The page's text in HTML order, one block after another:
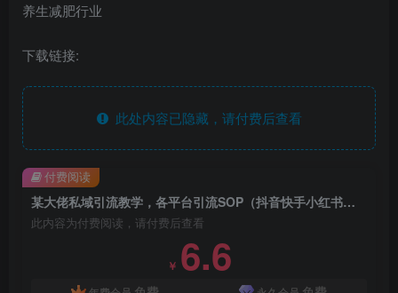
养生减肥行业
下载链接:
此处内容已隐藏，请付费后查看
某大佬私域引流教学，各平台引流SOP（抖音快手小红书微信QQ等），思路+流程+话术+变现（更新0708）
此内容为付费阅读，请付费后查看
￥ 6.6
付费阅读